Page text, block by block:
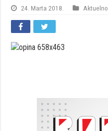
24. Marta 2018. Aktuelno